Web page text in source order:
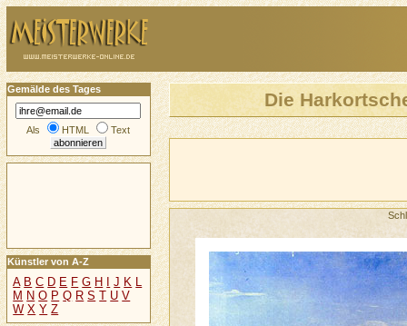
Die
Gemälde des Tages
Als HTML Text
Künstler von A-Z
A B C D E F G H J K L
M N O P Q R S T U V
W X Y Z